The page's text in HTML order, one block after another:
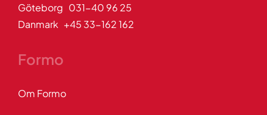
Göteborg 031-40 96 25
Danmark +45 33-162 162
Formo
Om Formo